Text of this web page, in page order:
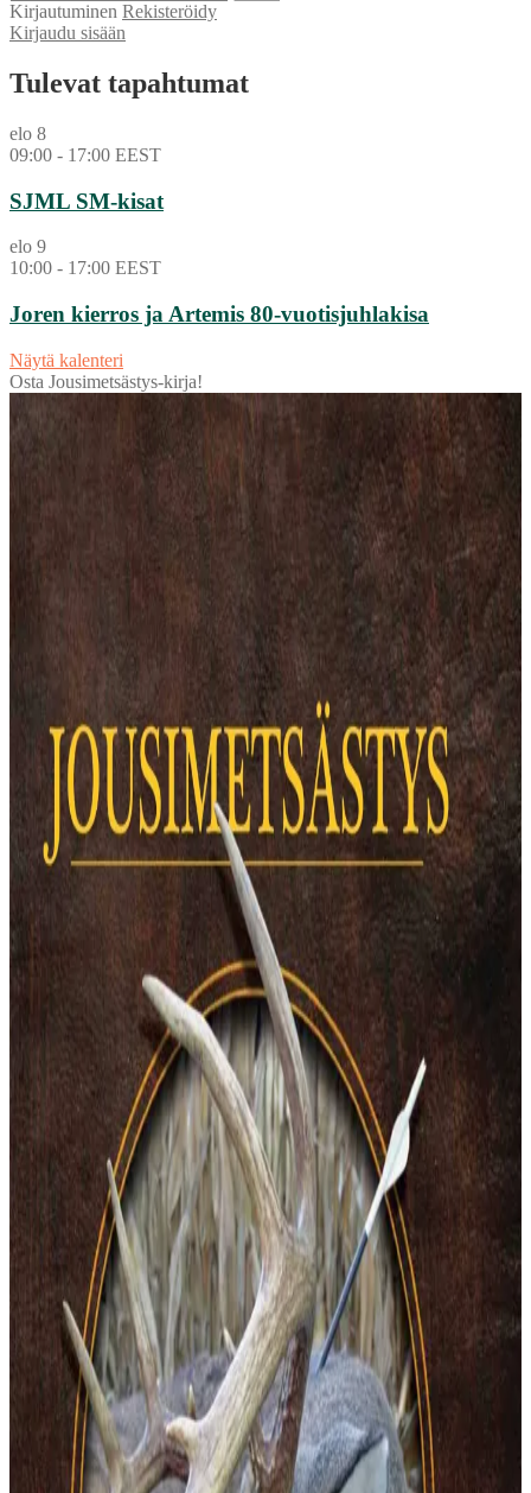
Kirjautuminen Rekisteröidy
Kirjaudu sisään
Tulevat tapahtumat
elo 8
09:00 - 17:00 EEST
SJML SM-kisat
elo 9
10:00 - 17:00 EEST
Joren kierros ja Artemis 80-vuotisjuhlakisa
Näytä kalenteri
Osta Jousimetsästys-kirja!